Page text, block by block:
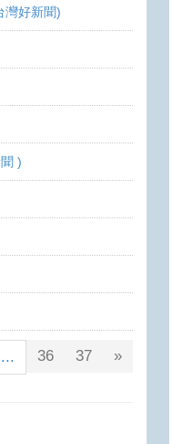
灣好新聞)
)
... 36 37 »